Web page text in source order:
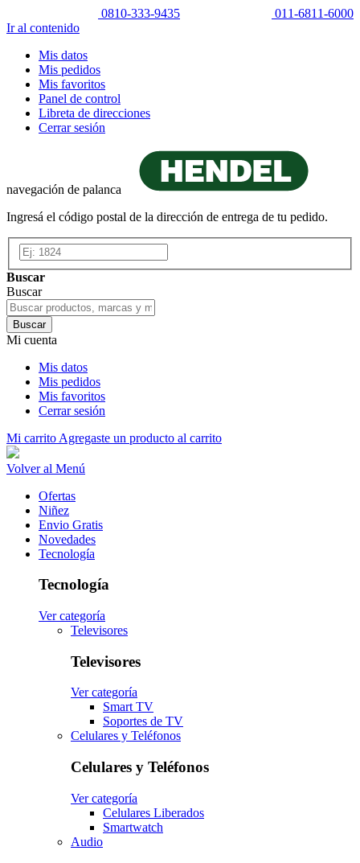
0810-333-9435
011-6811-6000
Ir al contenido
Mis datos
Mis pedidos
Mis favoritos
Panel de control
Libreta de direcciones
Cerrar sesión
navegación de palanca
Ingresá el código postal de la dirección de entrega de tu pedido.
Buscar
Buscar
Buscar
Mi cuenta
Mis datos
Mis pedidos
Mis favoritos
Cerrar sesión
Mi carrito Agregaste un producto al carrito
Volver al Menú
Ofertas
Niñez
Envio Gratis
Novedades
Tecnología
Tecnología
Ver categoría
Televisores
Televisores
Ver categoría
Smart TV
Soportes de TV
Celulares y Teléfonos
Celulares y Teléfonos
Ver categoría
Celulares Liberados
Smartwatch
Audio